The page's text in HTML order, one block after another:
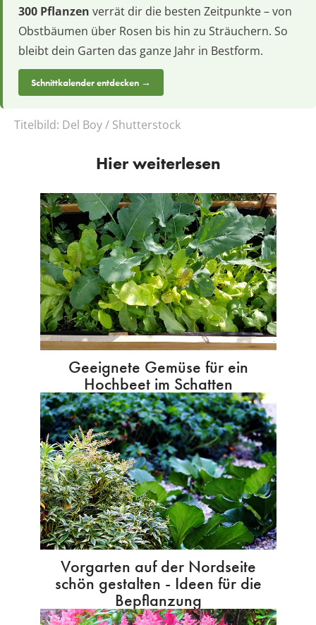
300 Pflanzen verrät dir die besten Zeitpunkte – von
Obstbäumen über Rosen bis hin zu Sträuchern. So
bleibt dein Garten das ganze Jahr in Bestform.
Schnittkalender entdecken →
Titelbild: Del Boy / Shutterstock
Hier weiterlesen
Geeignete Gemüse für ein
Hochbeet im Schatten
Vorgarten auf der Nordseite
schön gestalten - Ideen für die
Bepflanzung